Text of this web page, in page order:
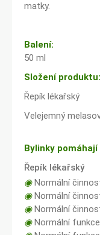
matky.
Balení:
50 ml
Složení produktu:
Řepík lékařský
Velejemný
Bylinky
Řepík lékařský
◉Normální
◉Normální
◉Normální
◉Normální